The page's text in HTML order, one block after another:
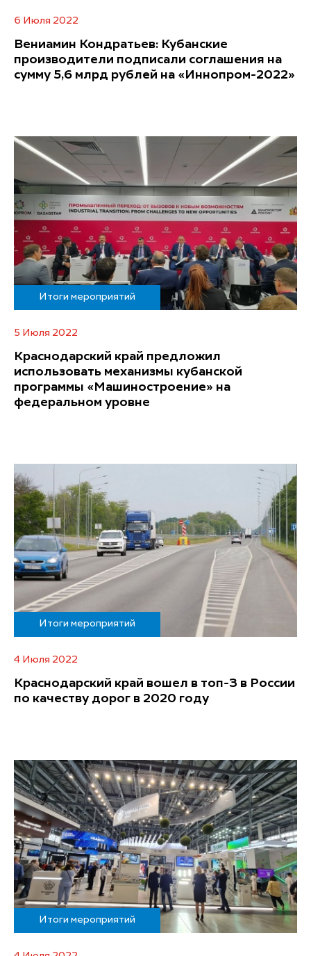
6 Июля 2022
Вениамин Кондратьев: Кубанские
производители подписали соглашения на
сумму 5,6 млрд рублей на «Иннопром-2022»
Итоги мероприятий
5 Июля 2022
Краснодарский край предложил
использовать механизмы кубанской
программы «Машиностроение» на
федеральном уровне
Итоги мероприятий
4 Июля 2022
Краснодарский край вошел в топ-3 в России
по качеству дорог в 2020 году
Итоги мероприятий